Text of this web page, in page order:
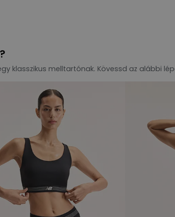
klasszikus melltartónak. Kövessd az alábbi